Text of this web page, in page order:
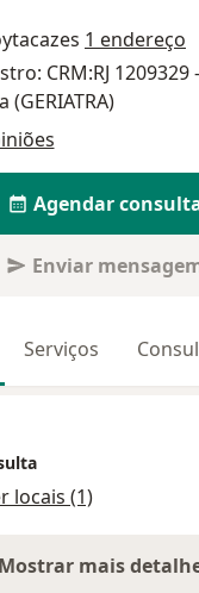
1 endereço
CRM:RJ 1209329
Agendar
Enviar
Serviços
locais (1)
Mostrar maissobre a